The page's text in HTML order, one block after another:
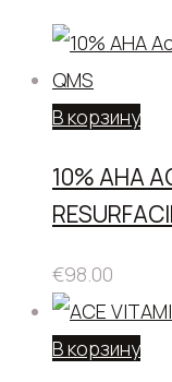
В корзину
10% AHA
€98.00
В корзину